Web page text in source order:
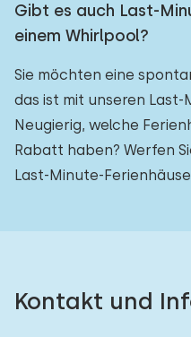
Gibt es auch Last-
einem Whirlpool?
Sie möchten eine
das ist mit unseren
Neugierig, welche
Rabatt haben? Werfen
Last-Minute-
Kontakt und